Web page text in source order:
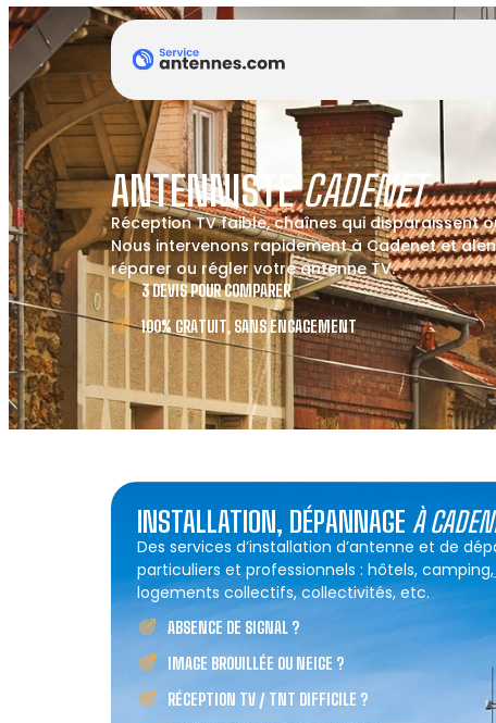
ANTENNISTECADENET
Réception TV faible, chaînes qui disparaissent
Nous intervenons rapidement à Cadenet et
réparer ou régler votre antenne TV.
3 DEVIS POUR COMPARER
100% GRATUIT, SANS ENGAGEMENT
INSTALLATION, DÉPANNAGE À
Des services d’installation d’antenne et de
particuliers et professionnels : hôtels,
logements collectifs, collectivités, etc.
ABSENCE DE SIGNAL ?
IMAGE BROUILLÉE OU NEIGE ?
RÉCEPTION TV / TNT DIFFICILE ?